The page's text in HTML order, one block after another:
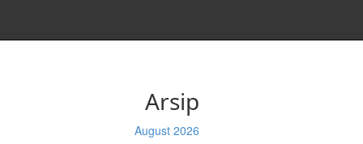
Arsip
August 2026